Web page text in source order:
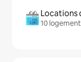
Locations
10